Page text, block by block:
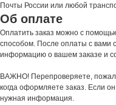
Почты России или любой
Об оплате
Оплатить заказ можно с
способом. После оплаты с вами
информацию о вашем заказе и
ВАЖНО! Перепроверяете,
когда оформляете заказ. Если
нужная информация.